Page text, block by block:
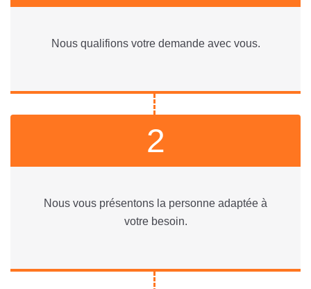
Nous qualifions votre demande avec vous.
2
Nous vous présentons la personne adaptée à
votre besoin.